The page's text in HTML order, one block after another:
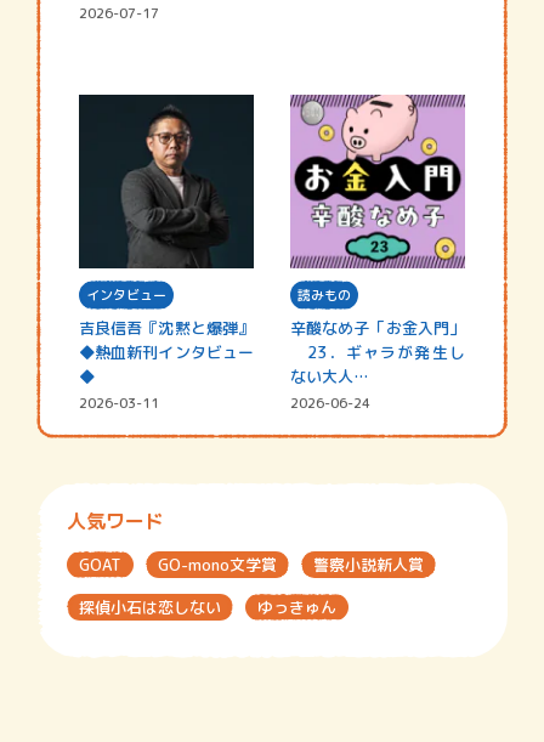
2026-07-17
インタビュー
吉良信吾『沈黙と爆弾』
◆熱血新刊インタビュー
◆
2026-03-11
読みもの
辛酸なめ子「お金入門」
23．ギャラが発生し
ない大人…
2026-06-24
人気ワード
GOAT GO-mono文学賞
警察小説新人賞
探偵小石は恋しない
ゆっきゅん